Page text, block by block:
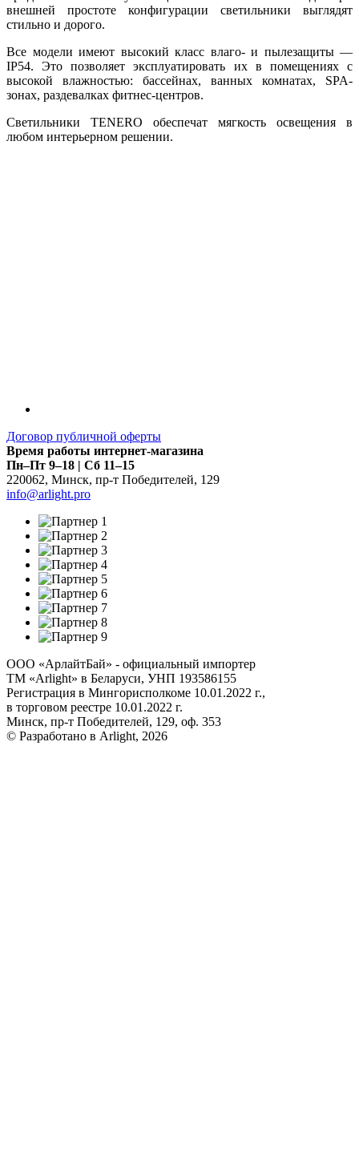
внешней простоте конфигурации светильники выглядят
стильно и дорого.
Все модели имеют высокий класс влаго- и пылезащиты —
IP54. Это позволяет эксплуатировать их в помещениях с
высокой влажностью: бассейнах, ванных комнатах, SPA-
зонах, раздевалках фитнес-центров.
Светильники TENERO обеспечат мягкость освещения в
любом интерьерном решении.
Договор публичной оферты
Время работы интернет-магазина
Пн–Пт 9–18 | Сб 11–15
220062, Минск, пр-т Победителей, 129
info@arlight.pro
ООО «АрлайтБай» - официальный импортер
ТМ «Arlight» в Беларуси, УНП 193586155
Регистрация в Мингорисполкоме 10.01.2022 г.,
в торговом реестре 10.01.2022 г.
Минск, пр-т Победителей, 129, оф. 353
© Разработано в Arlight, 2026